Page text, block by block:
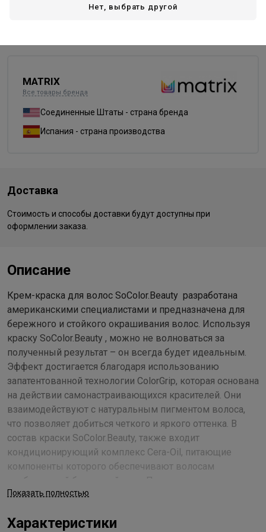
MATRIX
Все товары бренда
Соединенные Штаты - страна бренда
Испания - страна производства
Доставка
Стоимость и способы доставки будут доступны при
оформлении заказа.
Описание
Крем-краска для волос SoColor.Beauty разработана
американскими специалистами и предназначена для
бережного и стойкого окрашивания волос. Используя
краску SoColor.Beauty , можно не волноваться за
полученный результат – он всегда будет идеальным.
Эффект достигается благодаря использованию
запатентованной технологии ColorGrip, которая основана
на действии самонастраивающихся красителей. Они
взаимодействуют с натуральным пигментом волоса,
что позволяет добиться четкого и яркого оттенка. В
состав краски SoColor.Beauty, также входит
кондиционирующий комплекс Cera-Oil, питающие
компоненты которого обеспечивают волосам
натуральные масла укрепляют структуру, выравнивают
наносится и имеет приятный фруктовый аромат. С
Показать полностью
Характеристики
Нет, выбрать другой